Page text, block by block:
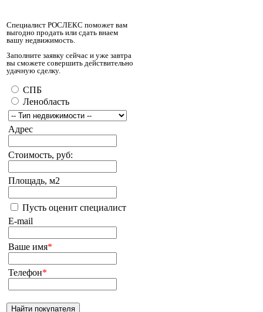
Специалист РОСЛЕКС поможет вам
выгодно продать или сдать внаем
вашу недвижимость.
Заполните заявку сейчас и уже завтра
вы сможете совершить действительно
удачную сделку.
СПБ
Ленобласть
Адрес
Стоимость, руб:
Площадь, м2
Пусть оценит специалист
E-mail
Ваше имя*
Телефон*